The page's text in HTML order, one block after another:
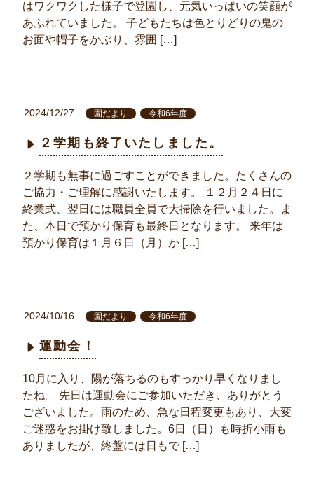
はワクワクした様子で登園し、元気いっぱいの笑顔が
あふれていました。 子どもたちは色とりどりの鬼の
お面や帽子をかぶり、雰囲 […]
2024/12/27 園だより 令和6年度
２学期も終了いたしました。
２学期も無事に過ごすことができました。たくさんの
ご協力・ご理解に感謝いたします。 １２月２４日に
終業式、翌日には職員全員で大掃除を行いました。ま
た、本日で預かり保育も最終日となります。 来年は
預かり保育は１月６日（月）か […]
2024/10/16 園だより 令和6年度
運動会！
10月に入り、陽が落ちるのもすっかり早くなりまし
たね。 先日は運動会にご参加いただき、ありがとう
ございました。雨のため、急な日程変更もあり、大変
ご迷惑をお掛け致しました。6日（日）も時折小雨も
ありましたが、終盤には日もで […]